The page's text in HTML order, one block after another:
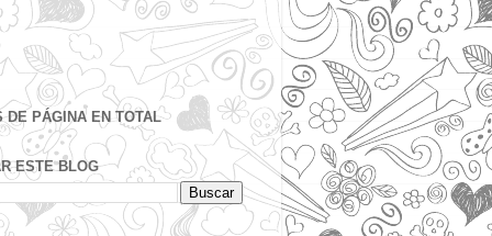
DE PÁGINA EN TOTAL
ESTE BLOG